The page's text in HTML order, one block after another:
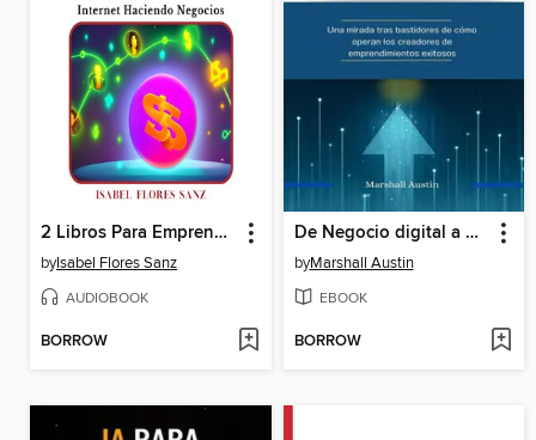
2 Libros Para Emprendedores en 1 ChatGPT, Inteligencia Artificial y Elon Musk
byIsabel Flores Sanz
AUDIOBOOK
BORROW
De Negocio digital a Start Up, guía para emprendedores
byMarshall Austin
EBOOK
BORROW